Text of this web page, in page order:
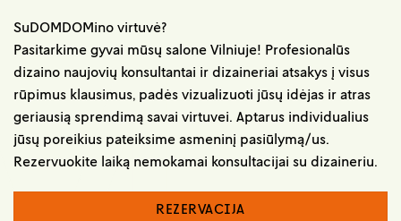
SuDOMDOMino virtuvė?
Pasitarkime gyvai mūsų salone Vilniuje! Profesionalūs
dizaino naujovių konsultantai ir dizaineriai atsakys į visus
rūpimus klausimus, padės vizualizuoti jūsų idėjas ir atras
geriausią sprendimą savai virtuvei. Aptarus individualius
jūsų poreikius pateiksime asmeninį pasiūlymą/us.
Rezervuokite laiką nemokamai konsultacijai su dizaineriu.
REZERVACIJA